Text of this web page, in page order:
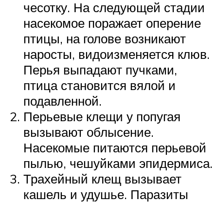
чесотку. На следующей стадии
насекомое поражает оперение
птицы, на голове возникают
наросты, видоизменяется клюв.
Перья выпадают пучками,
птица становится вялой и
подавленной.
Перьевые клещи у попугая
вызывают облысение.
Насекомые питаются перьевой
пылью, чешуйками эпидермиса.
Трахейный клещ вызывает
кашель и удушье. Паразиты